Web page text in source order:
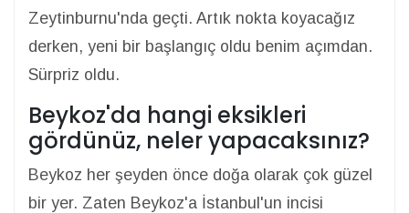
Zeytinburnu'nda geçti. Artık nokta koyacağız
derken, yeni bir başlangıç oldu benim açımdan.
Sürpriz oldu.
Beykoz'da hangi eksikleri
gördünüz, neler yapacaksınız?
Beykoz her şeyden önce doğa olarak çok güzel
bir yer. Zaten Beykoz'a İstanbul'un incisi